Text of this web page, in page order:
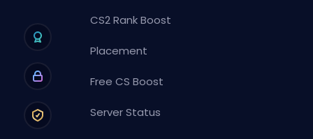
CS2 Rank Boost
Placement
Free CS Boost
Server Status